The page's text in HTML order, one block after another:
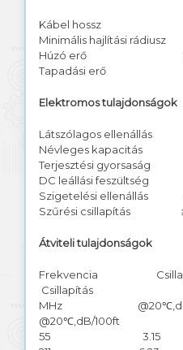
Kábel hossz
Minimális hajlítási
Húzó erő
Tapadási erő
Elektromos tulajdonságok
Látszólagos ellenállás
Névleges kapacitás
Terjesztési
DC leállási feszültség
Szigetelési ellenállás
Szűrési csillapítás
Átviteli tulajdonságok
Frekvencia
Csillapítás
MHz
@20℃,dB/100ft
55